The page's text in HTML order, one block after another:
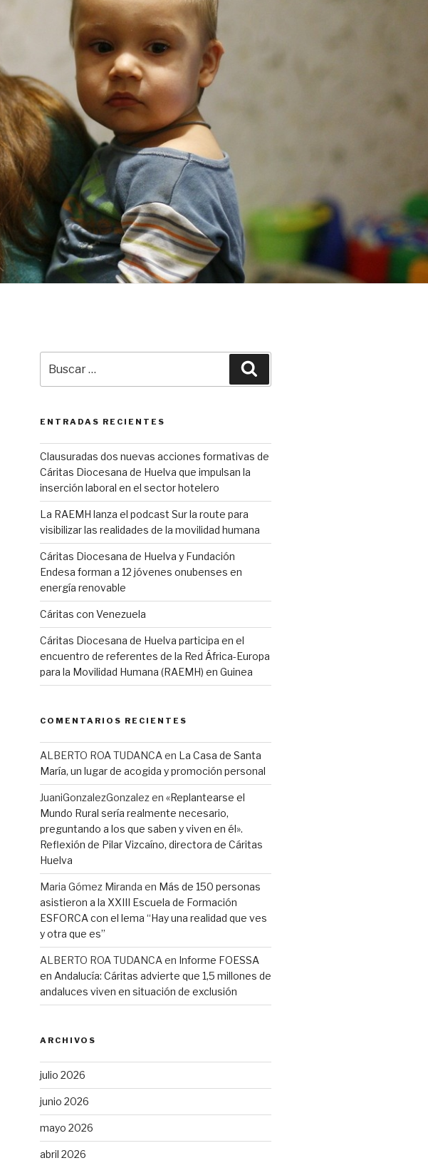
por:
ENTRADAS RECIENTES
Clausuradas dos nuevas acciones formativas de
Cáritas Diocesana de Huelva que impulsan la
inserción laboral en el sector hotelero
La RAEMH lanza el podcast Sur la route para
visibilizar las realidades de la movilidad humana
Cáritas Diocesana de Huelva y Fundación
Endesa forman a 12 jóvenes onubenses en
energía renovable
Cáritas con Venezuela
Cáritas Diocesana de Huelva participa en el
encuentro de referentes de la Red África-Europa
para la Movilidad Humana (RAEMH) en Guinea
COMENTARIOS RECIENTES
ALBERTO ROA TUDANCAen La Casa de Santa
María, un lugar de acogida y promoción personal
JuaniGonzalezGonzalezen «Replantearse el
Mundo Rural sería realmente necesario,
preguntando a los que saben y viven en él».
Reflexión de Pilar Vizcaíno, directora de Cáritas
Huelva
Maria Gómez Miranda en Más de 150 personas
asistieron a la XXIII Escuela de Formación
ESFORCA con el lema “Hay una realidad que ves
y otra que es”
ALBERTO ROA TUDANCAen Informe FOESSA
en Andalucía: Cáritas advierte que 1,5 millones de
andaluces viven en situación de exclusión
ARCHIVOS
julio 2026
junio 2026
mayo 2026
abril 2026